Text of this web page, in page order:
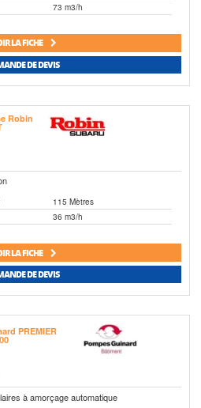
73 m3/h
LA FICHE
DE DEVIS
115 Mètres
36 m3/h
LA FICHE
DE DEVIS
à amorçage automatique